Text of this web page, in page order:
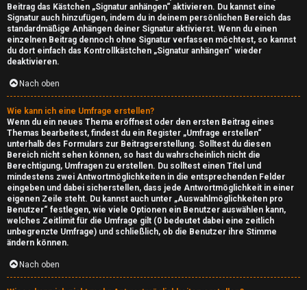
Beitrag das Kästchen „Signatur anhängen“ aktivieren. Du kannst eine
Signatur auch hinzufügen, indem du in deinem persönlichen Bereich das
standardmäßige Anhängen deiner Signatur aktivierst. Wenn du einen
einzelnen Beitrag dennoch ohne Signatur verfassen möchtest, so kannst
du dort einfach das Kontrollkästchen „Signatur anhängen“ wieder
deaktivieren.
Nach oben
Wie kann ich eine Umfrage erstellen?
Wenn du ein neues Thema eröffnest oder den ersten Beitrag eines
Themas bearbeitest, findest du ein Register „Umfrage erstellen“
unterhalb des Formulars zur Beitragserstellung. Solltest du diesen
Bereich nicht sehen können, so hast du wahrscheinlich nicht die
Berechtigung, Umfragen zu erstellen. Du solltest einen Titel und
mindestens zwei Antwortmöglichkeiten in die entsprechenden Felder
eingeben und dabei sicherstellen, dass jede Antwortmöglichkeit in einer
eigenen Zeile steht. Du kannst auch unter „Auswahlmöglichkeiten pro
Benutzer“ festlegen, wie viele Optionen ein Benutzer auswählen kann,
welches Zeitlimit für die Umfrage gilt (0 bedeutet dabei eine zeitlich
unbegrenzte Umfrage) und schließlich, ob die Benutzer ihre Stimme
ändern können.
Nach oben
v
e
r
↳
D
o
w
n
l
o
a